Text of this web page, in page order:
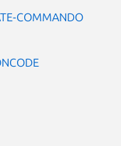
COMMANDO